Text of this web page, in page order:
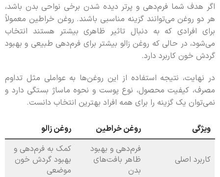
اگر هدف شما فرم‌دهی و پرتر دیده شدن برخی نواحی بدن باشد،
هر دو روغن می‌توانند گزینه مناسبی باشند. روغن خراطین معمولاً
برای افرادی که به دنبال تاثیر ظاهری بیشتر هستند انتخاب
می‌شود، در حالی که روغن زالو بیشتر برای فرم‌دهی طبیعی و بهبود
گردش خون کاربرد دارد.
در نهایت، نتیجه استفاده از این روغن‌ها به عواملی مثل تداوم
مصرف، کیفیت محصول، نوع پوست و نحوه ماساژ بستگی دارد و
نمی‌توان یک گزینه را برای همه افراد بهترین انتخاب دانست.
ویژگی روغن خراطین روغن زالو
کاربرد اصلی
فرم‌دهی و بهبود
ظاهر بافت‌های
بدن
کمک به فرم‌دهی و
بهبود گردش خون
موضعی